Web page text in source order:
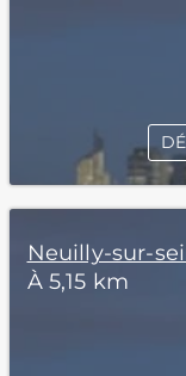
Neuilly-sur-
À 5,15 km